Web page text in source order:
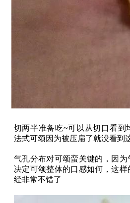
切两半准备吃~可以从切口看到
法式可颂因为被压扁了就没看到
气孔分布对可颂蛮关键的，因
决定可颂整体的口感如何，这
经非常不错了